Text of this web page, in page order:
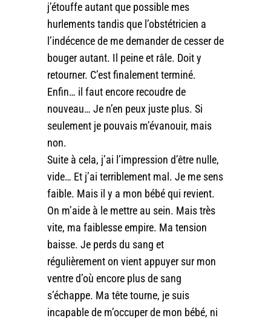
j’étouffe autant que possible mes
hurlements tandis que l’obstétricien a
l’indécence de me demander de cesser de
bouger autant. Il peine et râle. Doit y
retourner. C’est finalement terminé.
Enfin… il faut encore recoudre de
nouveau… Je n’en peux juste plus. Si
seulement je pouvais m’évanouir, mais
non.
Suite à cela, j’ai l’impression d’être nulle,
vide… Et j’ai terriblement mal. Je me sens
faible. Mais il y a mon bébé qui revient.
On m’aide à le mettre au sein. Mais très
vite, ma faiblesse empire. Ma tension
baisse. Je perds du sang et
régulièrement on vient appuyer sur mon
ventre d’où encore plus de sang
s’échappe. Ma tête tourne, je suis
incapable de m’occuper de mon bébé, ni